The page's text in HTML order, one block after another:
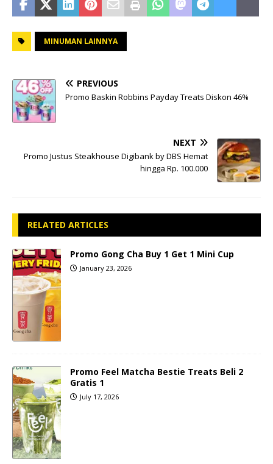
MINUMAN LAINNYA
PREVIOUS
Promo Baskin Robbins Payday Treats Diskon 46%
NEXT
Promo Justus Steakhouse Digibank by DBS Hemat
hingga Rp. 100.000
RELATED ARTICLES
Promo Gong Cha Buy 1 Get 1 Mini Cup
January 23, 2026
Promo Feel Matcha Bestie Treats Beli 2
Gratis 1
July 17, 2026